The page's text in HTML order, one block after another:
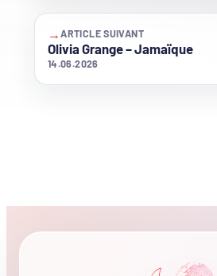
→ARTICLE SUIVANT
Olivia Grange – Jamaïque
14.06.2026